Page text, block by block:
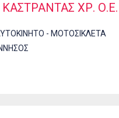
ΚΑΣΤΡΑΝΤΑΣ ΧΡ. Ο.Ε.
- ΜΟΤΟΣΙΚΛΕΤΑ